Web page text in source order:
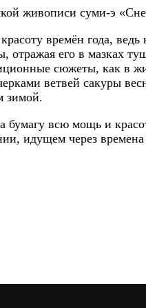
живописи суми-э
времён года,
отражая его в мазках
сюжеты, как в
ветвей сакуры
зимой.
бумагу всю мощь и
идущем через